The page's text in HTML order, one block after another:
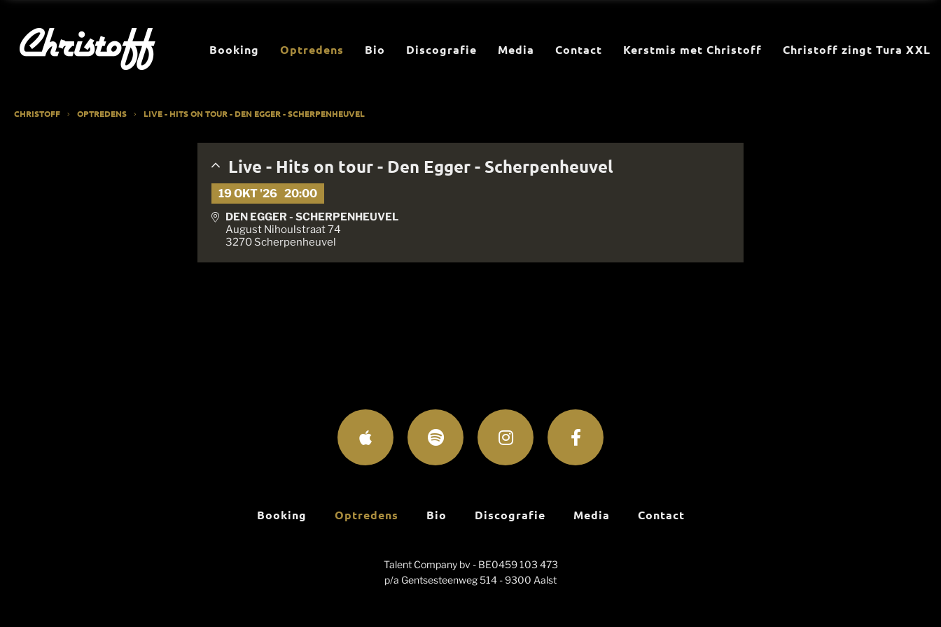
Booking Optredens Bio Discografie Media Contact Kerstmis met Christoff Christoff zingt Tura XXL
CHRISTOFF OPTREDENS LIVE - HITS ON TOUR - DEN EGGER - SCHERPENHEUVEL
Live - Hits on tour - Den Egger - Scherpenheuvel
19 OKT '26 20:00
DEN EGGER - SCHERPENHEUVEL
August Nihoulstraat 74
3270 Scherpenheuvel
Booking Optredens Bio Discografie Media Contact
Talent Company bv - BE0459 103 473
p/a Gentsesteenweg 514 - 9300 Aalst